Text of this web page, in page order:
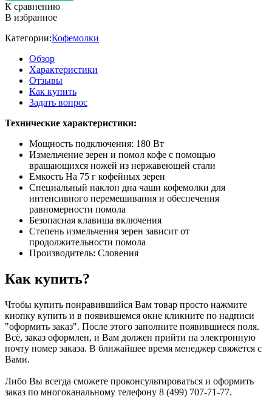
К сравнению
В избранное
Категории:Кофемолки
Обзор
Характеристики
Отзывы
Как купить
Задать вопрос
Технические характеристики:
Мощность подключения: 180 Вт
Измельчение зерен и помол кофе с помощью
вращающихся ножей из нержавеющей стали
Емкость На 75 г кофейных зерен
Специальный наклон дна чаши кофемолки для
интенсивного перемешивания и обеспечения
равномерности помола
Безопасная клавиша включения
Степень измельчения зерен зависит от
продолжительности помола
Производитель: Словения
Как купить?
Чтобы купить понравившийся Вам товар просто нажмите
кнопку купить и в появившемся окне кликните по надписи
"оформить заказ". После этого заполните появившиеся поля.
Всё, заказ оформлен, и Вам должен прийти на электронную
почту номер заказа. В ближайшее время менеджер свяжется с
Вами.
Либо Вы всегда сможете проконсультироваться и оформить
заказ по многоканальному телефону 8 (499) 707-71-77.